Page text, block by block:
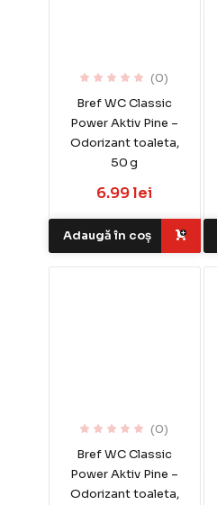
(0)
Bref WC Classic
Power Aktiv Pine –
Odorizant toaleta,
50 g
6.99 lei
Adaugă în coș
(0)
Bref WC Classic
Power Aktiv Pine –
Odorizant toaleta,